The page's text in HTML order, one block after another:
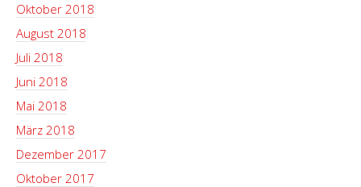
Oktober 2018
August 2018
Juli 2018
Juni 2018
Mai 2018
März 2018
Dezember 2017
Oktober 2017